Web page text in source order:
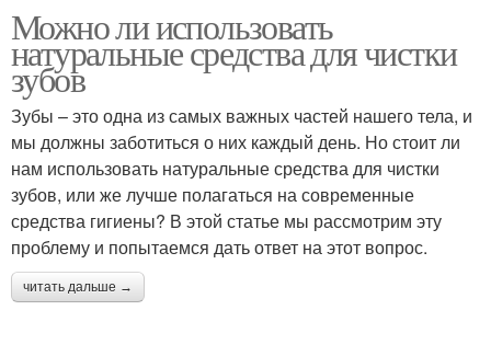
Можно ли использовать
натуральные средства для чистки
зубов
Зубы – это одна из самых важных частей нашего тела, и
мы должны заботиться о них каждый день. Но стоит ли
нам использовать натуральные средства для чистки
зубов, или же лучше полагаться на современные
средства гигиены? В этой статье мы рассмотрим эту
проблему и попытаемся дать ответ на этот вопрос.
читать дальше →